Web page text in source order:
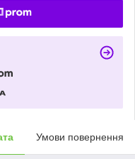
Умови повернення